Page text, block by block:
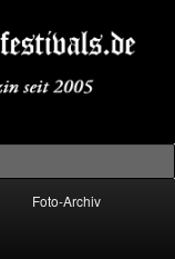
Foto-Archiv